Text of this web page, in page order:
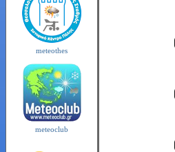
meteothes
meteoclub